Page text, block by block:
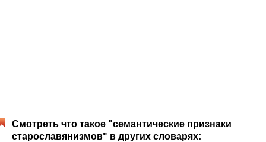
Смотреть что такое "семантические признаки
старославянизмов" в других словарях: